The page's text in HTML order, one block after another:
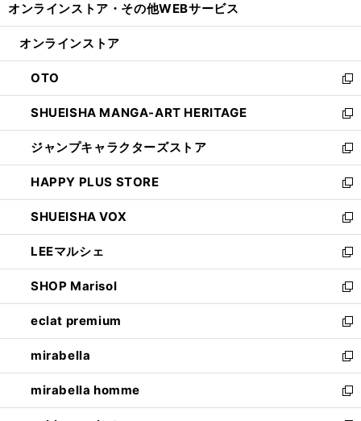
開
ン
ウ
で
開
く
ウ
ン
ド
ウ
で
開
く
オンラインストア・ その他WEBサービス
オンラインストア
OTO
新
し
い
ウ
ィ
ン
ド
ウ
で
開
く
SHUEISHA MANGA-ART HERITAGE
新
し
い
ウ
ィ
ン
ド
ウ
で
開
く
ジャンプキャラクターズストア
新
し
い
ウ
ィ
ン
ド
ウ
で
開
く
HAPPY PLUS STORE
新
し
い
ウ
ィ
ン
ド
ウ
で
開
く
SHUEISHA VOX
新
し
い
ウ
ィ
ン
ド
ウ
で
開
く
LEEマルシェ
新
し
い
ウ
ィ
ン
ド
ウ
で
開
SHOP Marisol
新
し
い
ウ
ィ
ン
ド
ウ
eclat premium
新
し
い
ウ
ィ
ン
mirabella
新
し
い
ウ
mirabella homme
新
し